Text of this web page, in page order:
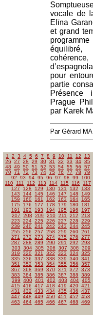
vocale de
Elīna
et grand
pour
partie
Présence
Prague
par Karek
Par Gérard
1 2 3 4 5 6 7 8 9 10 11 12
13
26
27 28 29 30 31 32 33 34 35
48
49 50 51 52 53 54 55 56
57
70 71 72 73 74 75 76 77 78
79
92
93 94 95 96 97 98 99
100
110
111 112 113 114 115 116
117
127
128 129 130 131 132
133
143
144 145 146 147 148
149
159
160 161 162 163 164
165
175
176 177 178 179 180
181
191
192 193 194 195 196
197
207
208 209 210 211 212
213
223
224 225 226 227 228
229
239
240 241 242 243 244 245
255
256 257 258 259 260 261
271
272 273 274 275 276
277
287
288 289 290 291 292
293
303
304 305 306 307 308
309
319
320 321 322 323 324 325
335
336 337 338 339 340 341
351
352 353 354 355 356
357
367
368 369 370 371 372
373
383
384 385 386 387 388
389
399
400 401 402 403 404 405
415
416 417 418 419 420 421
431
432 433 434 435 436
437
447
448 449 450 451 452
453
463
464 465 466 467 468 469